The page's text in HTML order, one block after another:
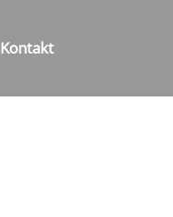
Kontakt